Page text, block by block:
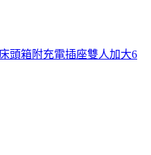
頭箱附充電插座雙人加大6